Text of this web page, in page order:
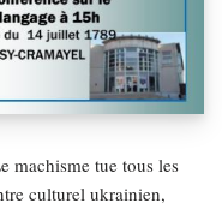
machisme tue tous les
culturel ukrainien,